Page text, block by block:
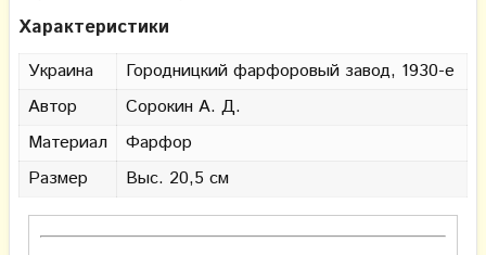
Характеристики
Украина
Городницкий фарфоровый завод, 1930-е
Автор
Сорокин А. Д.
Материал
Фарфор
Размер
Выс. 20,5 см